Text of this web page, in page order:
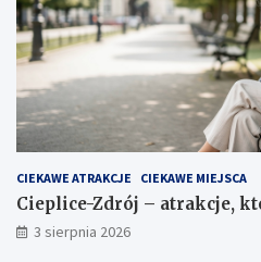
CIEKAWE ATRAKCJE CIEKAWE MIEJSCA
Cieplice-Zdrój – atrakcje,
3 sierpnia 2026